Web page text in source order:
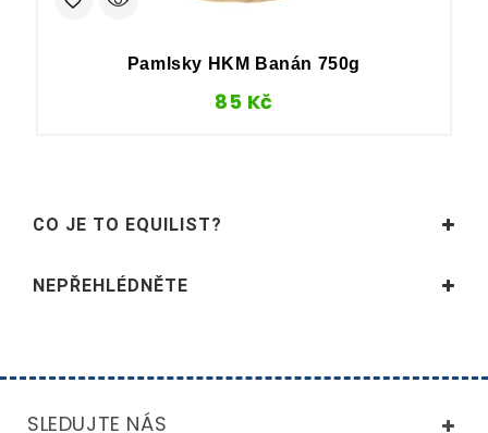
Pamlsky HKM Banán 750g
85 Kč
CO JE TO EQUILIST?
NEPŘEHLÉDNĚTE
SLEDUJTE NÁS